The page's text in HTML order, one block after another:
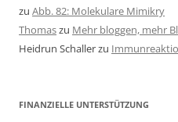
zu Abb. 82: Molekulare Mimikry
Thomaszu Mehr bloggen, mehr
Heidrun Schallerzu
FINANZIELLE UNTERSTÜTZUNG